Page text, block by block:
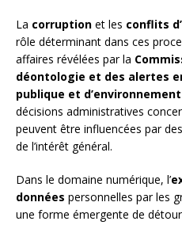
La corruption et les conflits
rôle déterminant dans ces
affaires révélées par la
déontologie et des alertes
publique et d’environnement
décisions administratives
peuvent être influencées par
de l’intérêt général.
Dans le domaine numérique, l’
données personnelles par les
une forme émergente de